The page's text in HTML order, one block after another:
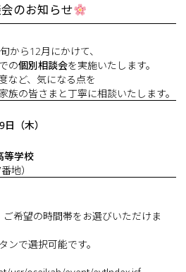
のお知らせ
から12月にかけて、
の個別相談会を実施いたします。
など、気になる点を
族の皆さまと丁寧に相談いたします。
（木）
等学校
地）
ご希望の時間帯をお選びいただけま
で選択可能です。